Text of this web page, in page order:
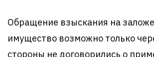
Обращение взыскания на
имущество возможно только
стороны не договорились о